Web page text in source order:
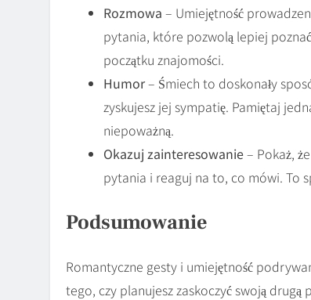
Rozmowa – Umiejętność
pytania, które pozwolą lepiej
początku znajomości.
Humor– Śmiech to doskonały
zyskujesz jej sympatię. Pamiętaj
niepoważną.
Okazuj zainteresowanie– Pokaż,
pytania i reaguj na to, co mówi. To
Podsumowanie
Romantyczne gesty i umiejętność
tego, czy planujesz zaskoczyć swoją